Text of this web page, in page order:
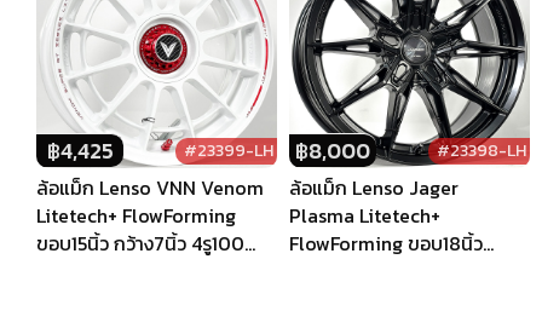
฿4,425 #23399-LH
ล้อแม็ก Lenso VNN Venom
Litetech+ FlowForming
ขอบ15นิ้ว กว้าง7นิ้ว 4รู100
฿8,000 #23398-LH
ล้อแม็ก Lenso Jager
Plasma Litetech+
FlowForming ขอบ18นิ้ว